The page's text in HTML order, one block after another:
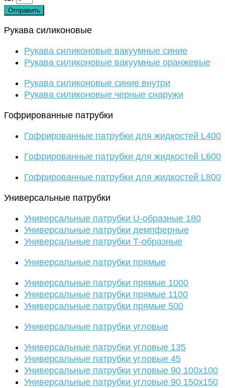
Отправить
Рукава силиконовые
Рукава силиконовые вакуумные синие
Рукава силиконовые вакуумные оранжевые
Рукава силиконовые синие внутри
Рукава силиконовые черные снаружи
Гофрированные патрубки
Гофрированные патрубки для жидкостей L400
Гофрированные патрубки для жидкостей L600
Гофрированные патрубки для жидкостей L800
Универсальные патрубки
Универсальные патрубки U-образные 180
Универсальные патрубки демпферные
Универсальные патрубки Т-образные
Универсальные патрубки прямые
Универсальные патрубки прямые 1000
Универсальные патрубки прямые 1100
Универсальные патрубки прямые 500
Универсальные патрубки угловые
Универсальные патрубки угловые 135
Универсальные патрубки угловые 45
Универсальные патрубки угловые 90 100х100
Универсальные патрубки угловые 90 150х150